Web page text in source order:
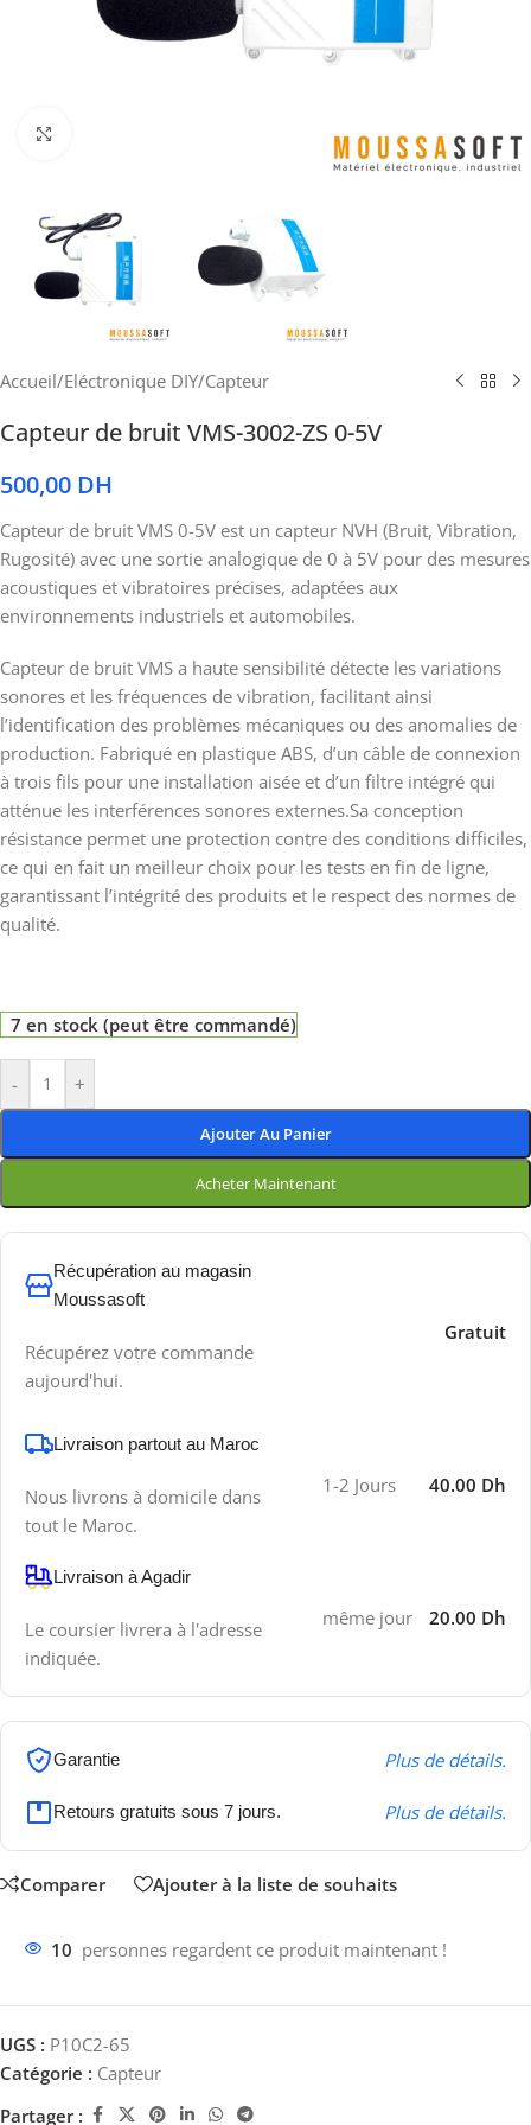
Accueil/Eléctronique DIY/Capteur
Capteur de bruit VMS-3002-ZS 0-5V
500,00 DH
Capteur de bruit VMS 0-5V est un capteur NVH (Bruit, Vibration,
Rugosité) avec une sortie analogique de 0 à 5V pour des mesures
acoustiques et vibratoires précises, adaptées aux
environnements industriels et automobiles.
Capteur de bruit VMS a haute sensibilité détecte les variations
sonores et les fréquences de vibration, facilitant ainsi
l’identification des problèmes mécaniques ou des anomalies de
production. Fabriqué en plastique ABS, d’un câble de connexion
à trois fils pour une installation aisée et d’un filtre intégré qui
atténue les interférences sonores externes.Sa conception
résistance permet une protection contre des conditions difficiles,
ce qui en fait un meilleur choix pour les tests en fin de ligne,
garantissant l’intégrité des produits et le respect des normes de
qualité.
7 en stock (peut être commandé)
- +
Ajouter Au Panier
Acheter Maintenant
Récupération au magasin
Moussasoft
Récupérez votre commande
aujourd'hui.
Gratuit
Livraison partout au Maroc
Nous livrons à domicile dans
tout le Maroc.
1-2 Jours 40.00 Dh
Livraison à Agadir
Le coursier livrera à l'adresse
indiquée.
même jour 20.00 Dh
Garantie Plus de détails.
Retours gratuits sous 7 jours. Plus de détails.
Comparer Ajouter à la liste de souhaits
10 personnes regardent ce produit maintenant !
UGS : P10C2-65
Catégorie : Capteur
Partager :